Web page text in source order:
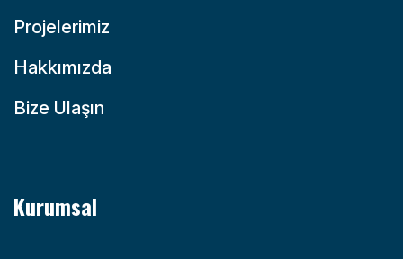
Projelerimiz
Hakkımızda
Bize Ulaşın
Kurumsal